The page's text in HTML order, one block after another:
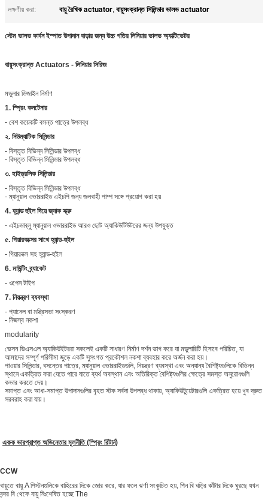
লক্ষণীয় করা:
বায়ু রৈখিক actuator, বায়ুসংক্রান্ত সিলিন্ডার ভালভ actuator
স্টেম ভালভ কার্বন ইস্পাত উপাদান বাড়ার জন্য উচ্চ গতির লিনিয়ার ভালভ অ্যাক্টিভেটর
বায়ুসংক্রান্ত Actuators - লিনিয়ার সিরিজ
মডুলার ডিজাইন নির্মাণ
1. স্প্রিং কনটেনার
- বেশ কয়েকটি বসন্ত পাত্রে উপলব্ধ
২. নিউম্যাটিক সিলিন্ডার
- বিস্তৃত বিভিন্ন সিলিন্ডার উপলব্ধ
- বিস্তৃত বিভিন্ন সিলিন্ডার উপলব্ধ
৩. হাইড্রলিক সিলিন্ডার
- বিস্তৃত বিভিন্ন সিলিন্ডার উপলব্ধ
- ম্যানুয়াল ওভাররাইড এইচপি জন্য জলবাহী পাম্প সঙ্গে প্রয়োগ করা হয়
4. হ্যান্ড হুইল দিয়ে জ্যাক স্ক্রু
- এইচডাব্লু ম্যানুয়াল ওভাররাইড আরও ছোট অ্যাকিউটিউটরের জন্য উপযুক্ত
৫. গিয়ারবক্সের সাথে হ্যান্ড-হুইল
- গিয়ারবক্স সহ হ্যান্ড-হুইল
6. মাউন্টিং ব্র্যাকেট
- ওপেন টাইপ
7. নিয়ন্ত্রণ ব্যবস্থা
- প্যানেল বা মন্ত্রিসভা সংস্করণ
- নিজস্ব নকশা
modularity
ভেসন ভিএসএল অ্যাকিউইটররা সকলেই একটি সাধারণ নির্মাণ দর্শন ভাগ করে যা মডুলারিটি হিসাবে পরিচিত, যা
আমাদের সম্পূর্ণ পরিসীমা জুড়ে একটি সুসংগত প্রকৌশল নকশা ব্যবহার করে অর্জন করা হয়।
পাওয়ার সিলিন্ডার, বসন্তের পাত্রে, ম্যানুয়াল ওভাররাইডগুলি, নিয়ন্ত্রণ ব্যবস্থা এবং অন্যান্য বৈশিষ্ট্যগুলিকে বিভিন্ন
স্থানে একত্রিত করা যেতে পারে যাতে ব্যর্থ অবস্থান এবং অতিরিক্ত বৈশিষ্ট্যগুলির ক্ষেত্রে সমস্ত অনুরোধগুলি
কভার করতে দেয়।
সমাপ্ত এবং আধা-সমাপ্ত উপাদানগুলির বৃহত স্টক সর্বদা উপলব্ধ থাকায়, অ্যাকিউটুয়েটারগুলি একত্রিত হয়ে খুব দ্রুত
সরবরাহ করা যায়।
একক ভারপ্রাপ্ত অভিনেতার মূলনীতি (স্প্রিং রিটার্ন)
CCW
বায়ুতে বায়ু A পিস্টনগুলিকে বাহিরের দিকে জোর করে, যার ফলে ঝর্ণা সংকুচিত হয়, পিন বি ঘড়ির কাঁটার দিকে ঘুরছে যখন
বন্দর বি থেকে বায়ু নিঃশেষিত হচ্ছে The